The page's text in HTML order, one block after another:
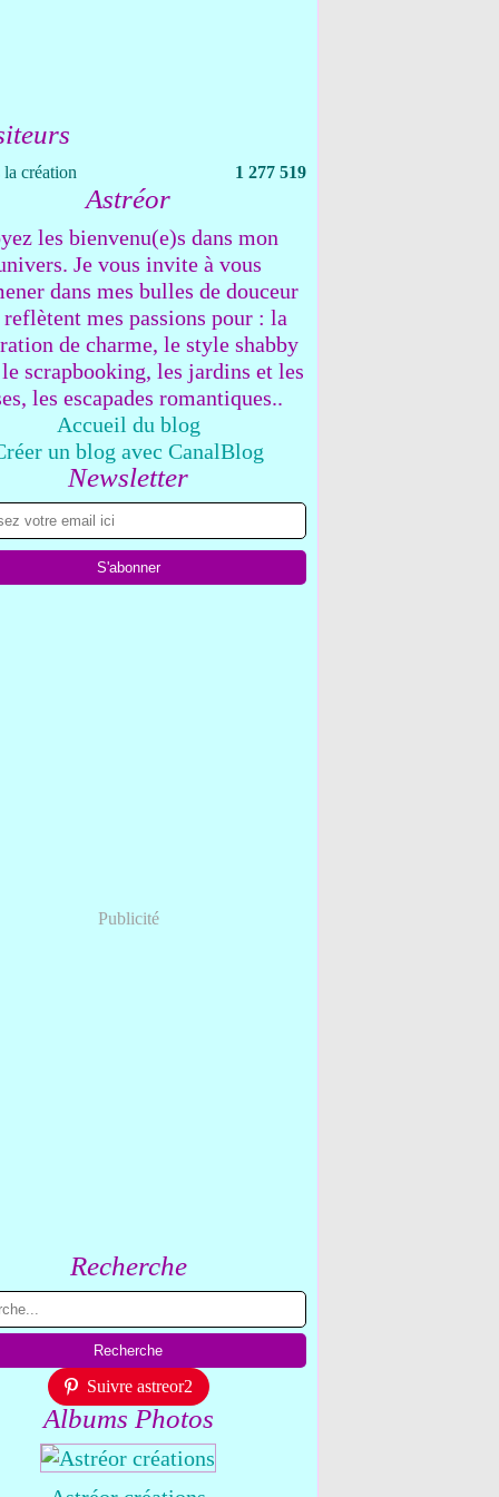
création 1 277 519
Astréor
les bienvenu(e)s dans mon
Je vous invite à vous
dans mes bulles de douceur
mes passions pour : la
de charme, le style shabby
scrapbooking, les jardins et les
les escapades romantiques..
Accueil du blog
un blog avec CanalBlog
Newsletter
Publicité
Recherche
Suivre astreor2
Albums Photos